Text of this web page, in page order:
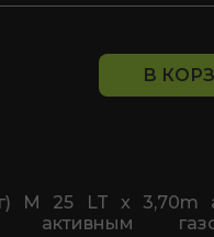
В
M 25 LT x 3,70m